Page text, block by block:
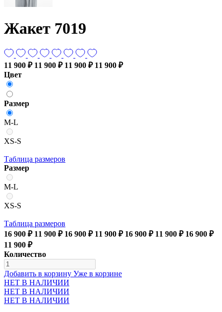
Жакет 7019
11 900 ₽ 11 900 ₽ 11 900 ₽ 11 900 ₽
Цвет
Размер
M-L
XS-S
Таблица размеров
Размер
M-L
XS-S
Таблица размеров
16 900 ₽ 11 900 ₽ 16 900 ₽ 11 900 ₽ 16 900 ₽ 11 900 ₽ 16 900 ₽
11 900 ₽
Количество
Добавить в корзину Уже в корзине
НЕТ В НАЛИЧИИ
НЕТ В НАЛИЧИИ
НЕТ В НАЛИЧИИ